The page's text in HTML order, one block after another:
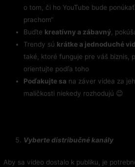
o tom, či ho YouTube bude
prachom“
Buďte kreatívny a zábavný,
Trendy sú krátke a jednoduché
také, ktoré funguje pre váš biznis,
orientujte podľa toho
Poďakujte sa na záver videa za
maličkosti niekedy rozhodujú 😊
Vyberte distribučné kanály
Aby sa video dostalo k publiku, je